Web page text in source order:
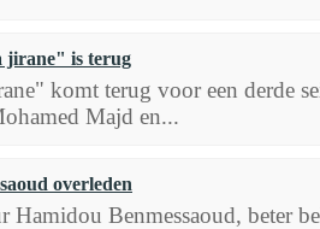
jirane" is terug
komt terug voor een derde
Majd en...
overleden
Hamidou Benmessaoud, beter